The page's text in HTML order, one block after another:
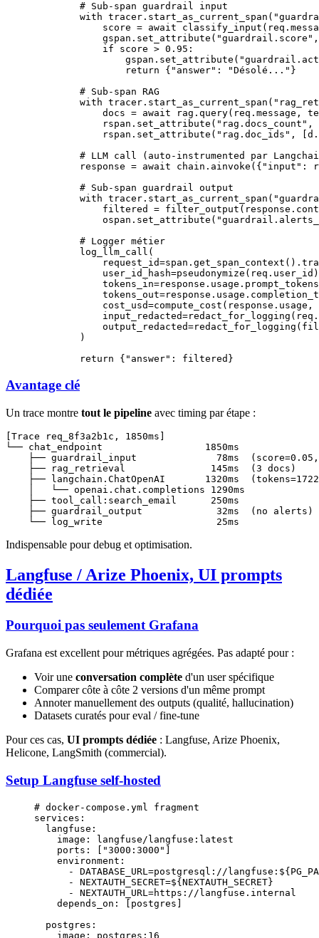
        # Sub-span guardrail input
        with
tracer.start_as_current_span(
            score
= await
            gspan.set_attribute(
"guardrail.score"
            if
score > 0.95 :
                gspan.set_attribute(
                return
{ "answer" : "Désolé..." }
        # Sub-span RAG
        with
tracer.start_as_current_span(
            docs
= await rag.query(req.message,
            rspan.set_attribute(
"rag.docs_count" ,
            rspan.set_attribute(
"rag.doc_ids" ,
# LLM call (auto-instrumented par
        response
= await chain.ainvoke({ "input" :
        # Sub-span guardrail output
        with
tracer.start_as_current_span(
            filtered
=
            ospan.set_attribute(
        # Logger métier
        log_llm_call(
            request_id
=
            user_id_hash
=
            tokens_in
=
            tokens_out
=
            cost_usd
=compute_cost(response.usage,
            input_redacted
=
            output_redacted
=
        )
        return
{ "answer" : filtered}
Avantage clé
Un trace montre tout le pipeline avec timing par étape :
[Trace req_8f3a2b1c, 1850ms]
└── chat_endpoint                  1850ms
├── guardrail_input              78ms
    ├── rag_retrieval               145ms  (3 docs)
├── langchain.ChatOpenAI       1320ms
    │   └── openai.chat.completions 1290ms
    ├── tool_call:search_email      250ms
    ├── guardrail_output             32ms  (no alerts)
Indispensable pour debug et optimisation.
Langfuse / Arize Phoenix, UI prompts
dédiée
Pourquoi pas seulement Grafana
Grafana est excellent pour métriques agrégées. Pas adapté pour :
Voir une conversation complète d'un user spécifique
Comparer côte à côte 2 versions d'un même prompt
Annoter manuellement des outputs (qualité, hallucination)
Datasets curatés pour eval / fine-tune
Pour ces cas, UI prompts dédiée : Langfuse, Arize Phoenix,
Helicone, LangSmith (commercial).
Setup Langfuse self-hosted
# docker-compose.yml fragment
services :
  langfuse
:
    image
: langfuse/langfuse:latest
    ports
: [ "3000:3000" ]
    environment
:
      -
DATABASE_URL=postgresql://
      -
NEXTAUTH_SECRET=${NEXTAUTH_SECRET}
      -
NEXTAUTH_URL=https://langfuse.internal
    depends_on
: [ postgres ]
  postgres
:
    image
: postgres:16